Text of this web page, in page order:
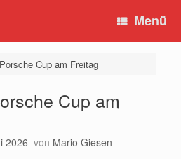
Menü
Cup am Freitag
Cup am
2026 von Mario Giesen